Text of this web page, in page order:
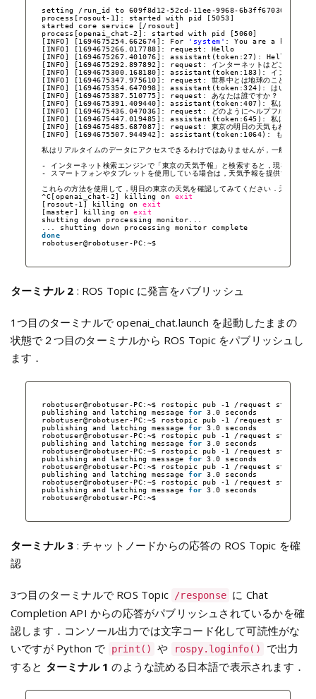
setting /run_id
to 609f8d12-52cd-11ee-9968-6b3ff6703622
process[rosout-1]: started with pid [5053]
started core service [ /rosout
process[openai_chat-2]: started with pid [5060]
[INFO] [1694675254.662674]: For
'system' : You are a
[INFO] [1694675266.017788]: request: Hello
[INFO] [1694675267.401076]: assistant(token:27): Hello!
[INFO] [1694675292.897892]: request: インターネットはどこにありま
[INFO] [1694675300.168180]: assistant(token:183): インターネットは物理
[INFO] [1694675347.975610]: request: 世界中とは地球のことですか？
[INFO] [1694675354.647098]: assistant(token:324): はい，正確に言えば，
[INFO] [1694675387.510775]: request: あなたは誰ですか？
[INFO] [1694675391.409440]: assistant(token:407): 私はAI（人工知能）
[INFO] [1694675436.047036]: request: どのようにヘルプフルですか？
[INFO] [1694675447.019485]: assistant(token:645): 私は多くの情報と知識を
[INFO] [1694675485.687087]: request: 東京の明日の天気もわかります
[INFO] [1694675507.944942]: assistant(token:1064): もちろんです！
私はリアルタイムのデータにアクセスできるわけではありませんが，一般的に
- インターネット検索エンジンで「東京の天気予報」と検索すると，現在の天気
- スマートフォンやタブレットを使用している場合は，天気予報を提供するア
これらの方法を使用して，明日の東京の天気を確認してみてください．天気予
^C[openai_chat-2] killing on exit
[rosout-1] killing on exit
[master] killing on exit
shutting down processing monitor...
... shutting down processing monitor complete
done
robotuser@robotuser-PC:~$
ターミナル 2 : ROS Topic に発言をパブリッシュ
1つ目のターミナルで openai_chat.launch を起動したままの
状態で２つ目のターミナルから ROS Topic をパブリッシュし
ます．
robotuser@robotuser-PC:~$ rostopic pub -1 /request std_msgs
publishing and latching message for
3.0 seconds
robotuser@robotuser-PC:~$ rostopic pub -1 /request std_msgs
publishing and latching message for
3.0 seconds
robotuser@robotuser-PC:~$ rostopic pub -1 /request std_msgs
publishing and latching message for
3.0 seconds
robotuser@robotuser-PC:~$ rostopic pub -1 /request std_msgs
publishing and latching message for
3.0 seconds
robotuser@robotuser-PC:~$ rostopic pub -1 /request std_msgs
publishing and latching message for
3.0 seconds
robotuser@robotuser-PC:~$ rostopic pub -1 /request std_msgs
publishing and latching message for
3.0 seconds
robotuser@robotuser-PC:~$
ターミナル 3 : チャットノードからの応答の ROS Topic を確
認
3つ目のターミナルで ROS Topic /response に Chat
Completion API からの応答がパブリッシュされているかを確
認します．コンソール出力では文字コード化して可読性がな
いですが Python で
print() や rospy.loginfo()
で出力
すると ターミナル 1 のような読める日本語で表示されます．